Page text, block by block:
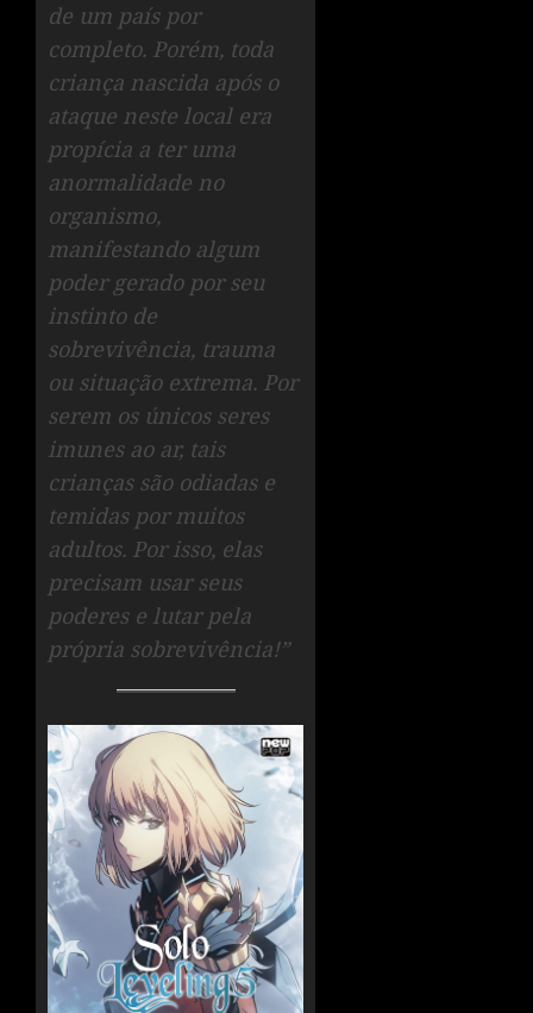
de um país por
completo. Porém, toda
criança nascida após o
ataque neste local era
propícia a ter uma
anormalidade no
organismo,
manifestando algum
poder gerado por seu
instinto de
sobrevivência, trauma
ou situação extrema. Por
serem os únicos seres
imunes ao ar, tais
crianças são odiadas e
temidas por muitos
adultos. Por isso, elas
precisam usar seus
poderes e lutar pela
própria sobrevivência!”